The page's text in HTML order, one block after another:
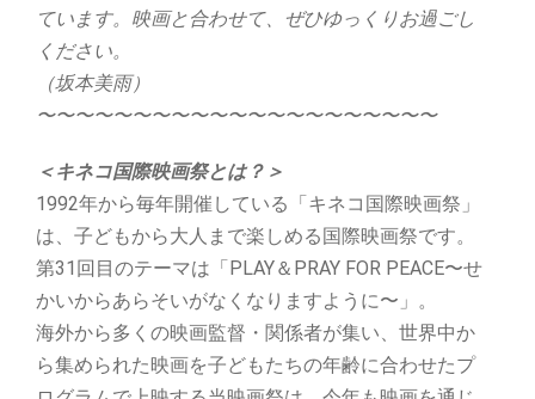
ています。映画と合わせて、ぜひゆっくりお過ごし
ください。
（坂本美雨）
〜〜〜〜〜〜〜〜〜〜〜〜〜〜〜〜〜〜〜〜〜
＜キネコ国際映画祭とは？＞
1992年から毎年開催している「キネコ国際映画祭」
は、子どもから大人まで楽しめる国際映画祭です。
第31回目のテーマは「PLAY＆PRAY FOR PEACE〜せ
かいからあらそいがなくなりますように〜」。
海外から多くの映画監督・関係者が集い、世界中か
ら集められた映画を子どもたちの年齢に合わせたプ